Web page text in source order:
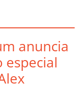
anuncia
especial